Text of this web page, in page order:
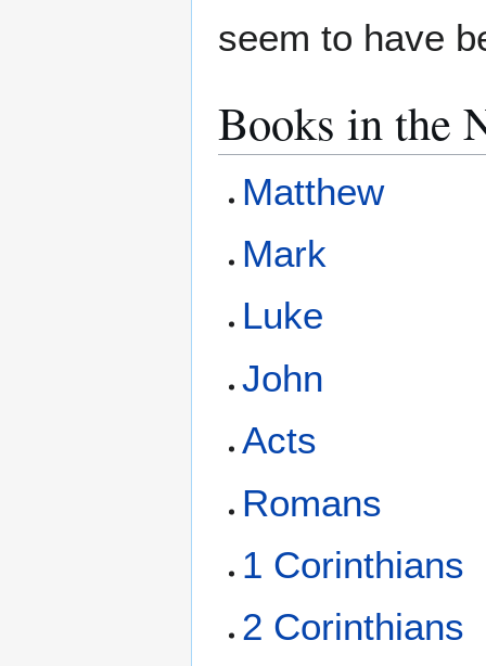
seem to have
Books in the
Matthew
Mark
Luke
John
Acts
Romans
1 Corinthians
2 Corinthians